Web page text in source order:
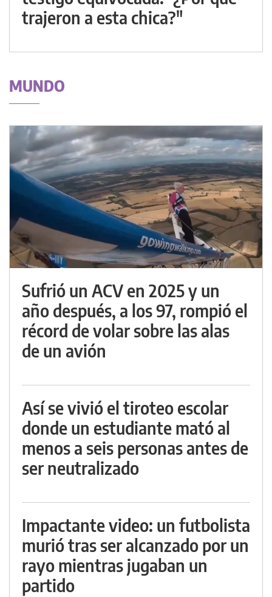
trajeron a esta chica?"
MUNDO
Sufrió un ACV en 2025 y un
año después, a los 97, rompió el
récord de volar sobre las alas
de un avión
Así se vivió el tiroteo escolar
donde un estudiante mató al
menos a seis personas antes de
ser neutralizado
Impactante video: un futbolista
murió tras ser alcanzado por un
rayo mientras jugaban un
partido